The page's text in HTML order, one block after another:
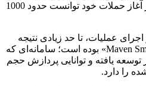
آمریکا در نخستین 24 ساعت از آغاز حملات خود توانست حدود 1000
عملیات، تا حد زیادی نتیجه
استفاده از سامانه «Maven Smart System» بوده است؛ سامانه‌ای که
یافته و توانایی پردازش حجم
را دارد.